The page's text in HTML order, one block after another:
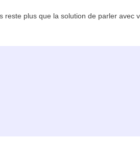
plus que la solution de parler avec